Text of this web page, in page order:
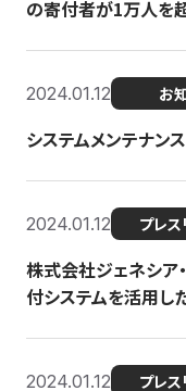
の寄付者が1万人を
2024.01.12 お
システムメンテナン
2024.01.12 プレス
株式会社ジェネシア
付システムを活用
2024.01.12 プレス